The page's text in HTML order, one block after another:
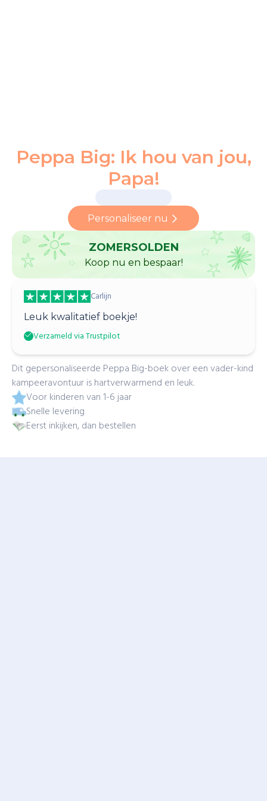
Peppa Big: Ik hou van jou,
Papa!
Personaliseer nu
ZOMERSOLDEN
Koop nu en bespaar!
Carlijn
Leuk kwalitatief boekje!
Verzameld via Trustpilot
Dit gepersonaliseerde Peppa Big-boek over een vader-kind
kampeeravontuur is hartverwarmend en leuk.
Voor kinderen van 1-6 jaar
Snelle levering
Eerst inkijken, dan bestellen